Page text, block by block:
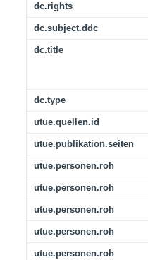
dc.rights
dc.subject.ddc
dc.title
dc.type
utue.quellen.id
utue.publikation.seiten
utue.personen.roh
utue.personen.roh
utue.personen.roh
utue.personen.roh
utue.personen.roh